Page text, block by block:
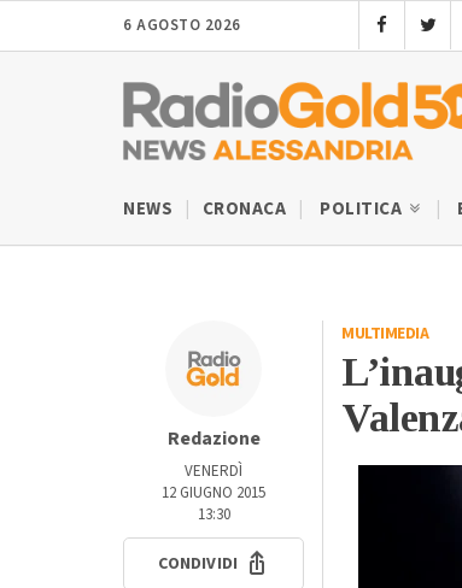
6 AGOSTO 2026
NEWS CRONACA POLITICA
Redazione
VENERDÌ
12 GIUGNO 2015
13:30
CONDIVIDI
MULTIMEDIA